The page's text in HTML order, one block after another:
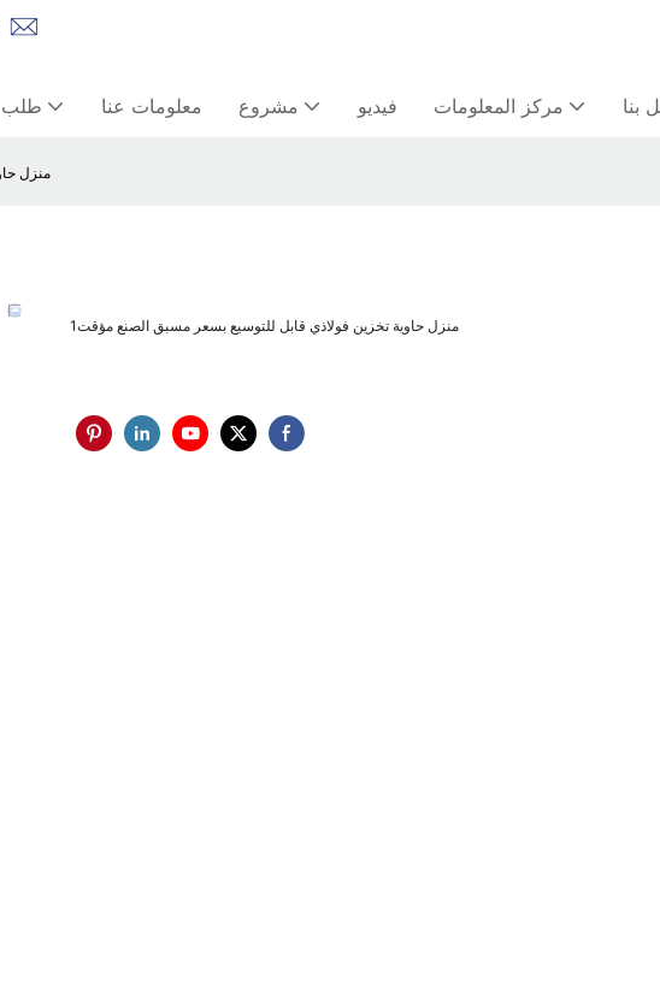
طلب معلومات عنا مشروع فيديو مركز المعلومات بنا
منزل
منزل حاوية تخزين فولاذي قابل للتوسيع بسعر مسبق الصنع مؤقت1